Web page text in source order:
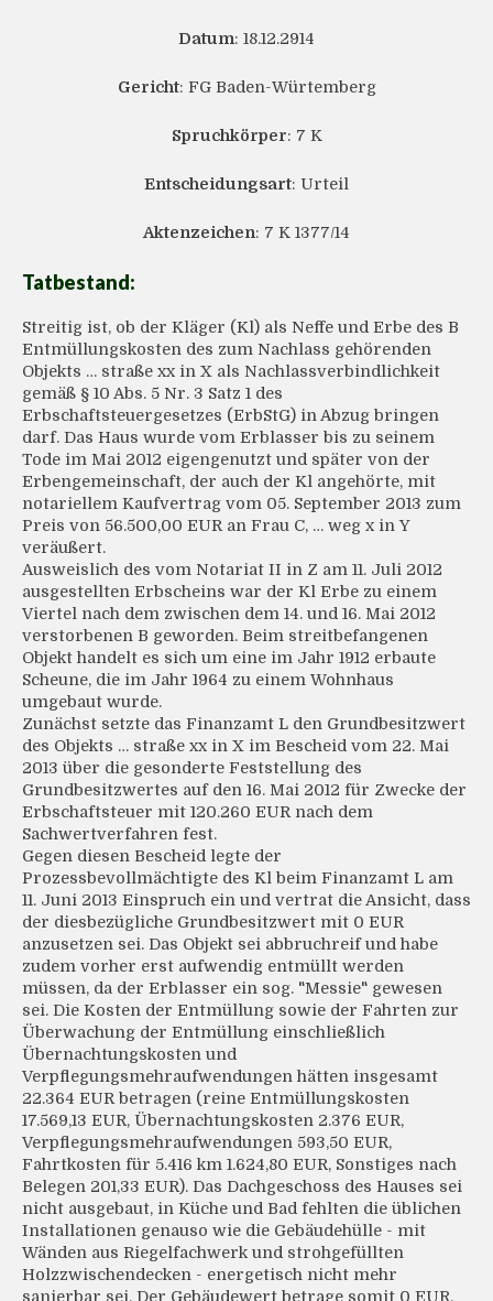
Datum: 18.12.2914
Gericht: FG Baden-Würtemberg
Spruchkörper: 7 K
Entscheidungsart: Urteil
Aktenzeichen: 7 K 1377/14
Tatbestand:
Streitig ist, ob der Kläger (Kl) als Neffe und Erbe des B
Entmüllungskosten des zum Nachlass gehörenden
Objekts … straße xx in X als Nachlassverbindlichkeit
gemäß § 10 Abs. 5 Nr. 3 Satz 1 des
Erbschaftsteuergesetzes (ErbStG) in Abzug bringen
darf. Das Haus wurde vom Erblasser bis zu seinem
Tode im Mai 2012 eigengenutzt und später von der
Erbengemeinschaft, der auch der Kl angehörte, mit
notariellem Kaufvertrag vom 05. September 2013 zum
Preis von 56.500,00 EUR an Frau C, … weg x in Y
veräußert.
Ausweislich des vom Notariat II in Z am 11. Juli 2012
ausgestellten Erbscheins war der Kl Erbe zu einem
Viertel nach dem zwischen dem 14. und 16. Mai 2012
verstorbenen B geworden. Beim streitbefangenen
Objekt handelt es sich um eine im Jahr 1912 erbaute
Scheune, die im Jahr 1964 zu einem Wohnhaus
umgebaut wurde.
Zunächst setzte das Finanzamt L den Grundbesitzwert
des Objekts … straße xx in X im Bescheid vom 22. Mai
2013 über die gesonderte Feststellung des
Grundbesitzwertes auf den 16. Mai 2012 für Zwecke der
Erbschaftsteuer mit 120.260 EUR nach dem
Sachwertverfahren fest.
Gegen diesen Bescheid legte der
Prozessbevollmächtigte des Kl beim Finanzamt L am
11. Juni 2013 Einspruch ein und vertrat die Ansicht, dass
der diesbezügliche Grundbesitzwert mit 0 EUR
anzusetzen sei. Das Objekt sei abbruchreif und habe
zudem vorher erst aufwendig entmüllt werden
müssen, da der Erblasser ein sog. "Messie" gewesen
sei. Die Kosten der Entmüllung sowie der Fahrten zur
Überwachung der Entmüllung einschließlich
Übernachtungskosten und
Verpflegungsmehraufwendungen hätten insgesamt
22.364 EUR betragen (reine Entmüllungskosten
17.569,13 EUR, Übernachtungskosten 2.376 EUR,
Verpflegungsmehraufwendungen 593,50 EUR,
Fahrtkosten für 5.416 km 1.624,80 EUR, Sonstiges nach
Belegen 201,33 EUR). Das Dachgeschoss des Hauses sei
nicht ausgebaut, in Küche und Bad fehlten die üblichen
Installationen genauso wie die Gebäudehülle - mit
Wänden aus Riegelfachwerk und strohgefüllten
Holzzwischendecken - energetisch nicht mehr
sanierbar sei. Der Gebäudewert betrage somit 0 EUR,